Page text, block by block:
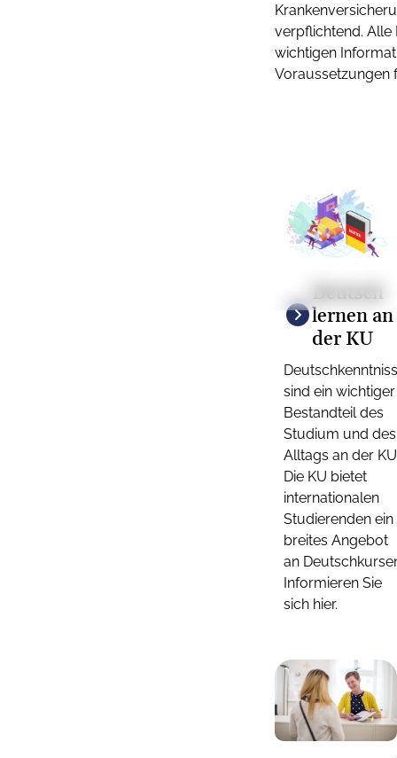
verpflichtend. Alle
wichtigen
Voraussetzungen
Deutsch
lernen an
der KU
sind ein wichtiger
Bestandteil des
Studium und des
Alltags an der
Die KU bietet
internationalen
Studierenden ein
breites Angebot
an
Informieren Sie
sich hier.
www.colourbox.de